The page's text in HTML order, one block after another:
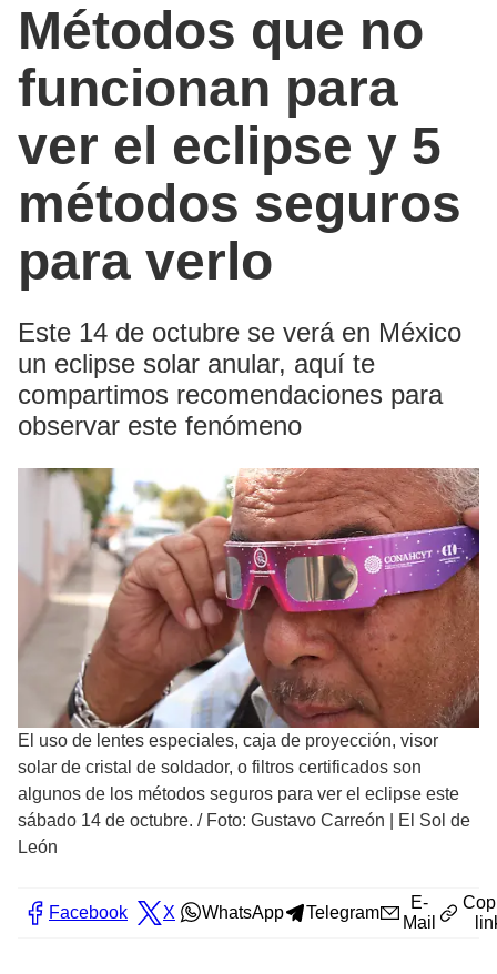
Métodos que no
funcionan para
ver el eclipse y 5
métodos seguros
para verlo
Este 14 de octubre se verá en México
un eclipse solar anular, aquí te
compartimos recomendaciones para
observar este fenómeno
El uso de lentes especiales, caja de proyección, visor
solar de cristal de soldador, o filtros certificados son
algunos de los métodos seguros para ver el eclipse este
sábado 14 de octubre. / Foto: Gustavo Carreón | El Sol de
León
Facebook X WhatsApp Telegram
E-
Mail